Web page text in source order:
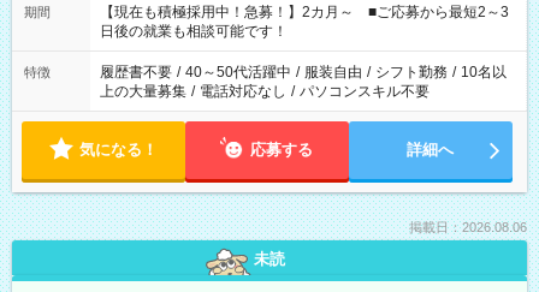
たくない」 など、ご希望を教えてくださいね。 ※Wワーク希望
の方へ 今ご覧のお仕事で希望する勤務時間と、もう1つのお仕事
の勤務時間。 合計で週40時間を超える場合は応募できません。
期間
【現在も積極採用中！急募！】2カ月～ ■ご応募から最短2～3
日後の就業も相談可能です！
特徴 履歴書不要 / 40～50代活躍中 / 服装自由 / シフト勤務 / 10名以
上の大量募集 / 電話対応なし / パソコンスキル不要
気になる！ 応募する 詳細へ
掲載日：2026.08.06
未読